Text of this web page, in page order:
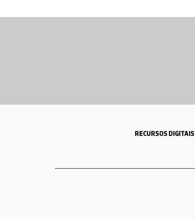
RECURSOS DIGITAIS